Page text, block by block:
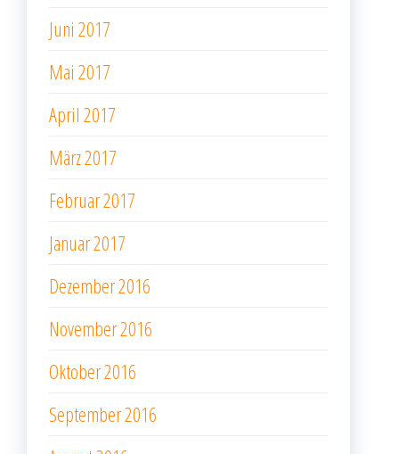
Juni 2017
Mai 2017
April 2017
März 2017
Februar 2017
Januar 2017
Dezember 2016
November 2016
Oktober 2016
September 2016